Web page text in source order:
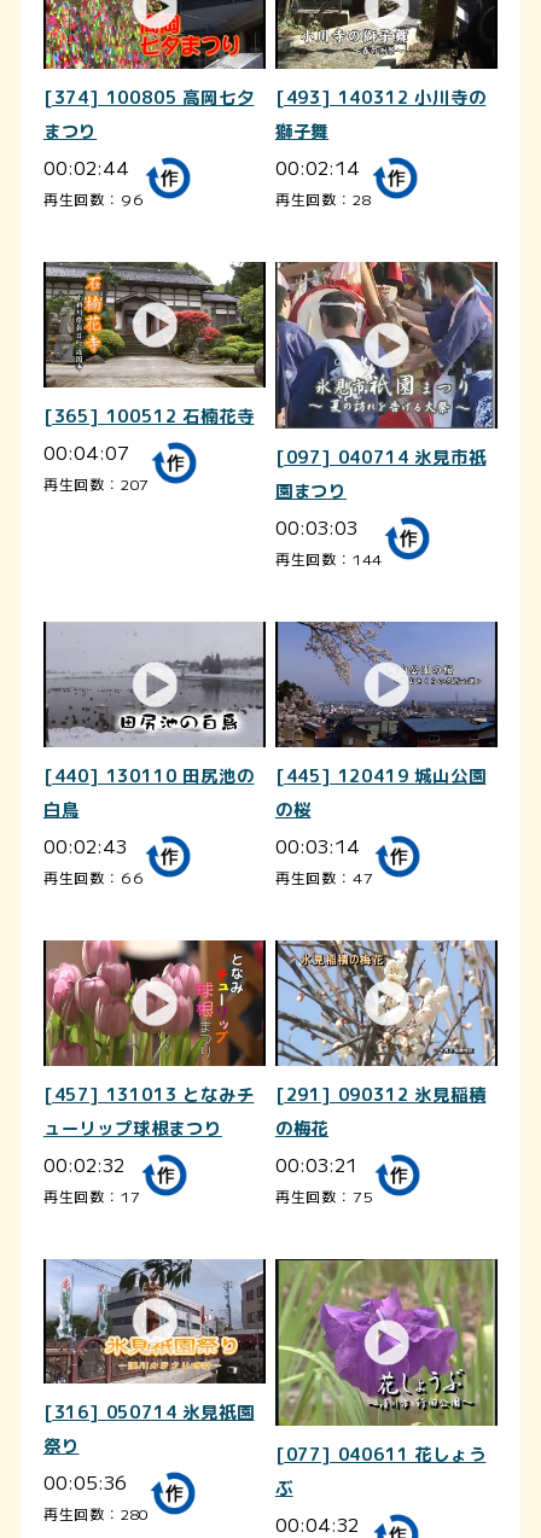
[374] 100805 高岡七夕
まつり
00:02:44
再生回数：96
[493] 140312 小川寺の
獅子舞
00:02:14
再生回数：28
[365] 100512 石楠花寺
00:04:07
再生回数：207
[097] 040714 氷見市祇
園まつり
00:03:03
再生回数：144
[440] 130110 田尻池の
白鳥
00:02:43
再生回数：66
[445] 120419 城山公園
の桜
00:03:14
再生回数：47
[457] 131013 となみチ
ューリップ球根まつり
00:02:32
再生回数：17
[291] 090312 氷見稲積
の梅花
00:03:21
再生回数：75
[316] 050714 氷見祇園
祭り
00:05:36
再生回数：280
[077] 040611 花しょう
ぶ
00:04:32